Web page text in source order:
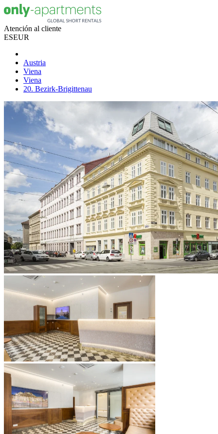
Atención al cliente
ESEUR
Austria
Viena
Viena
20. Bezirk-Brigittenau